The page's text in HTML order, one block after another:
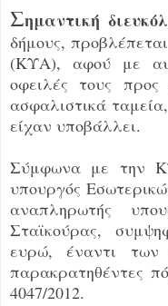
Σημαντική
δήμους,
(ΚΥΑ), αφού με
οφειλές τους
ασφαλιστικά
είχαν υποβάλλει.
Σύμφωνα με την
υπουργός
αναπληρωτής
Σταϊκούρας,
ευρώ, έναντι
παρακρατηθέντες
4047/2012.